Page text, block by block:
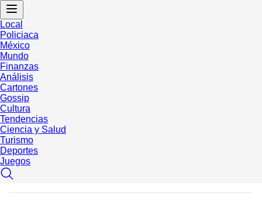
Local
Policiaca
México
Mundo
Finanzas
Análisis
Cartones
Gossip
Cultura
Tendencias
Ciencia y Salud
Turismo
Deportes
Juegos